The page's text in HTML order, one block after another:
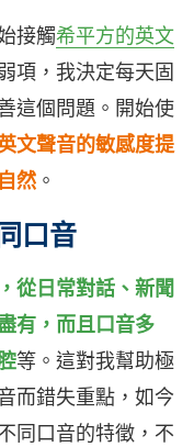
接觸希平方的英文
項，我決定每天固
這個問題。開始使
文聲音的敏感度提
然 。
口音
從日常對話、新聞
有，而且口音多
等。這對我幫助極
而錯失重點，如今
同口音的特徵，不